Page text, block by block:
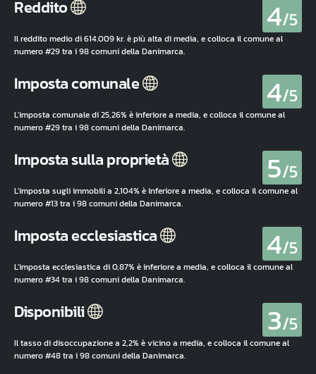
Reddito 4/5
Il reddito medio di 614.009 kr. è più alta di media, e colloca il comune al
numero #29 tra i 98 comuni della Danimarca.
Imposta comunale 4/5
L'imposta comunale di 25,26% è inferiore a media, e colloca il comune al
numero #29 tra i 98 comuni della Danimarca.
Imposta sulla proprietà 5/5
L'imposta sugli immobili a 2,104% è inferiore a media, e colloca il comune al
numero #13 tra i 98 comuni della Danimarca.
Imposta ecclesiastica 4/5
L'imposta ecclesiastica di 0,87% è inferiore a media, e colloca il comune al
numero #34 tra i 98 comuni della Danimarca.
Disponibili 3/5
Il tasso di disoccupazione a 2,2% è vicino a media, e colloca il comune al
numero #48 tra i 98 comuni della Danimarca.